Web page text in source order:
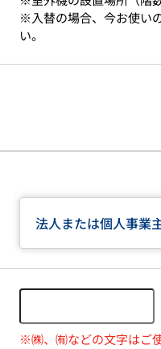
※入替の場合、今お使い
い。
法人または個人事業
※㈱、㈲などの文字はご